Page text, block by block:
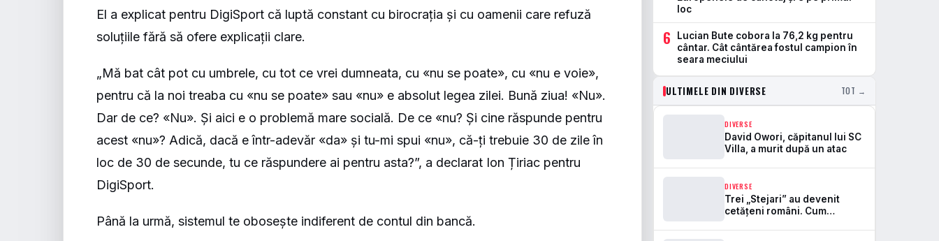
El a explicat pentru DigiSport că luptă constant cu birocrația și cu oamenii care refuză
soluțiile fără să ofere explicații clare.
„Mă bat cât pot cu umbrele, cu tot ce vrei dumneata, cu «nu se poate», cu «nu e voie»,
pentru că la noi treaba cu «nu se poate» sau «nu» e absolut legea zilei. Bună ziua! «Nu».
Dar de ce? «Nu». Și aici e o problemă mare socială. De ce «nu? Și cine răspunde pentru
acest «nu»? Adică, dacă e într-adevăr «da» și tu-mi spui «nu», că-ți trebuie 30 de zile în
loc de 30 de secunde, tu ce răspundere ai pentru asta?”, a declarat Ion Țiriac pentru
DigiSport.
Până la urmă, sistemul te obosește indiferent de contul din bancă.
loc
6
Lucian Bute cobora la 76,2 kg pentru
cântar. Cât cântărea fostul campion în
seara meciului
ULTIMELE DIN DIVERSE TOT →
DIVERSE
David Owori, căpitanul lui SC
Villa, a murit după un atac
DIVERSE
Trei „Stejari” au devenit
cetățeni români. Cum
de selecție pentru naționala